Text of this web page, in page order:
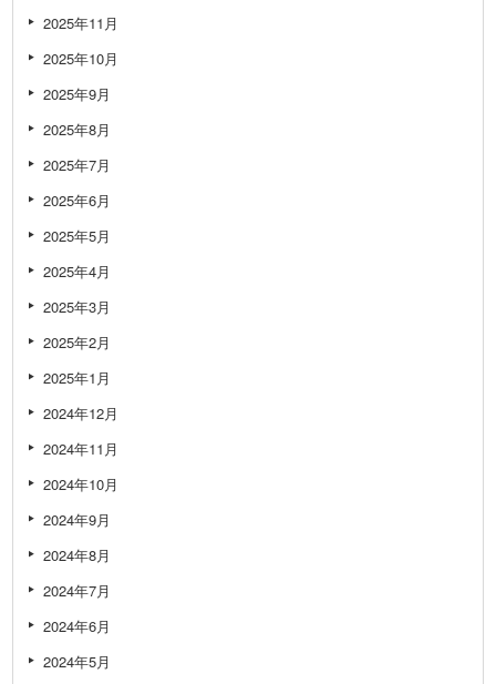
2025年11月
2025年10月
2025年9月
2025年8月
2025年7月
2025年6月
2025年5月
2025年4月
2025年3月
2025年2月
2025年1月
2024年12月
2024年11月
2024年10月
2024年9月
2024年8月
2024年7月
2024年6月
2024年5月